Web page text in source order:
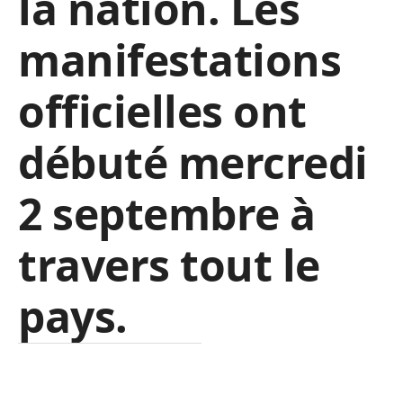
manifestations
officielles ont
débuté mercredi
2 septembre à
travers tout le
pays.